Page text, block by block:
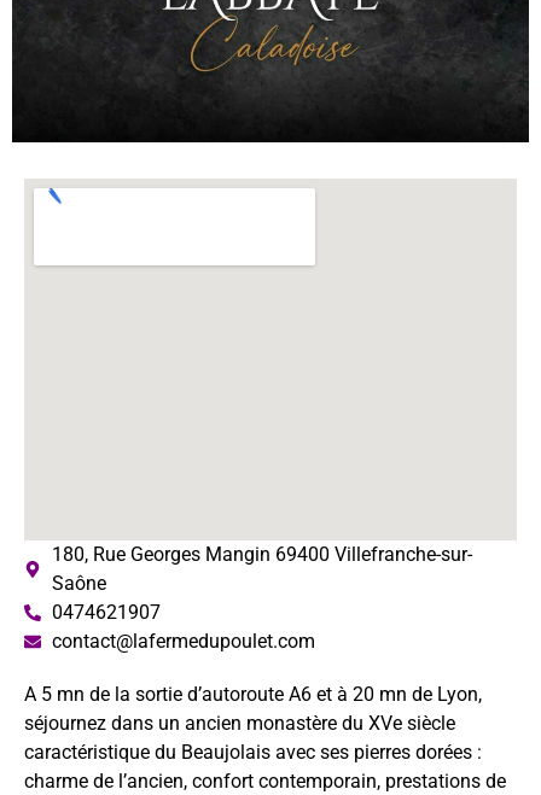
180, Rue Georges Mangin 69400 Villefranche-sur-
Saône
0474621907
contact@lafermedupoulet.com
A 5 mn de la sortie d’autoroute A6 et à 20 mn de Lyon,
séjournez dans un ancien monastère du XVe siècle
caractéristique du Beaujolais avec ses pierres dorées :
charme de l’ancien, confort contemporain, prestations de